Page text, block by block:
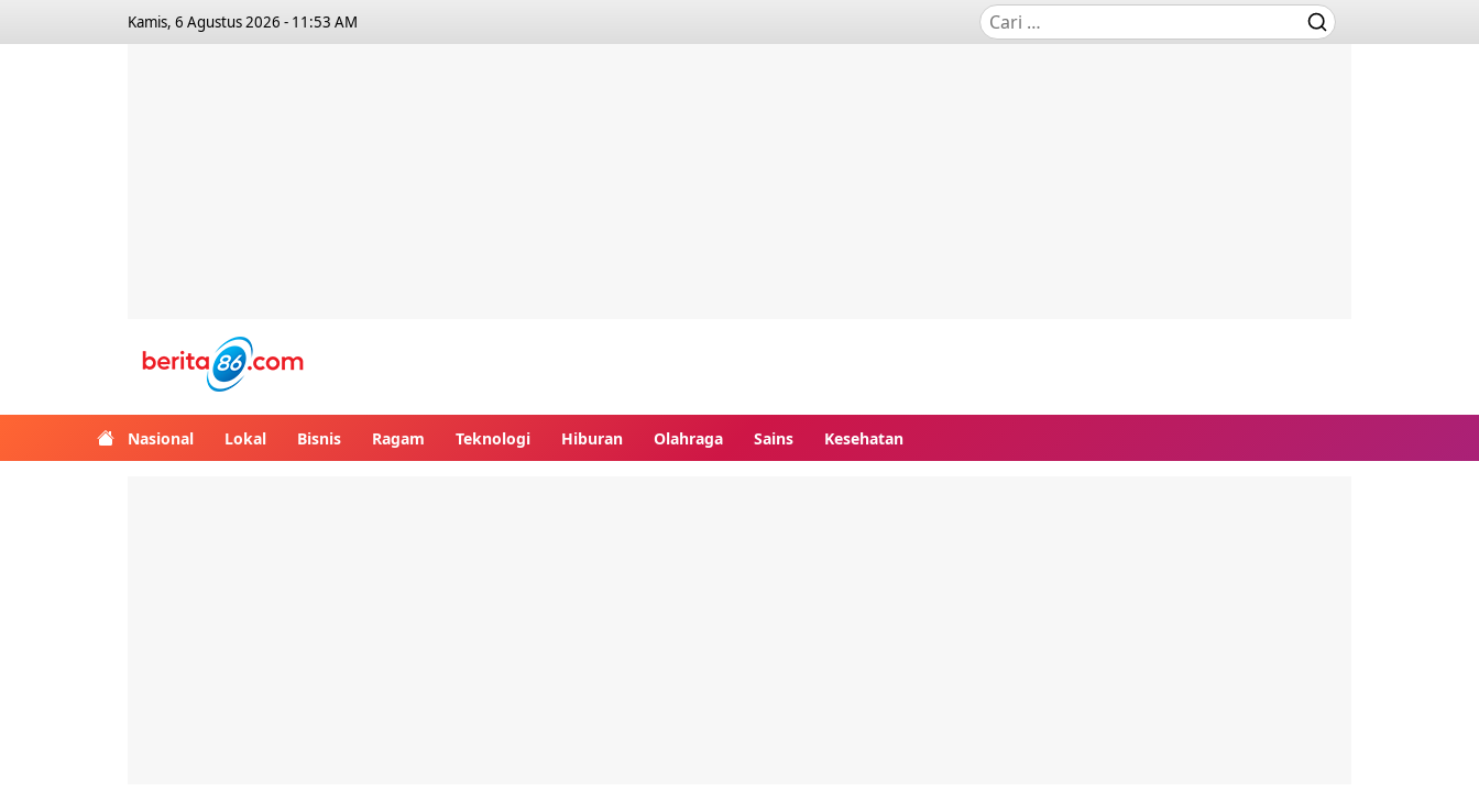
Kamis, 6 Agustus 2026 - 11:53 AM
Nasional Lokal Bisnis Ragam Teknologi Hiburan Olahraga Sains Kesehatan